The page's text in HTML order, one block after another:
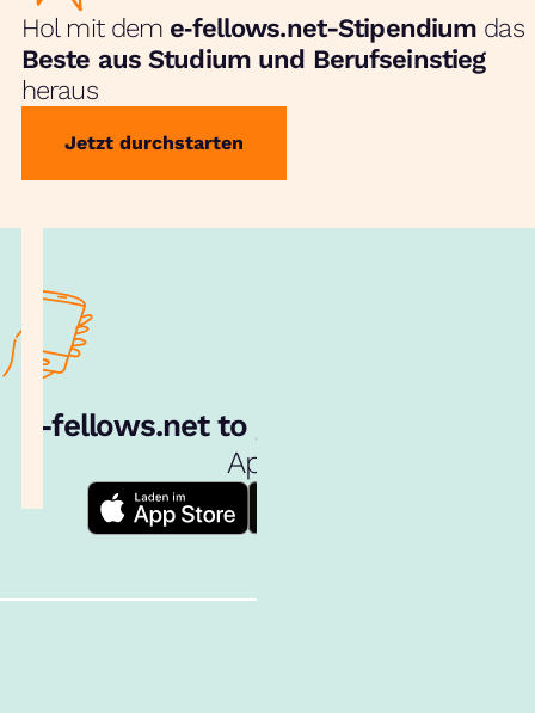
Hol mit dem e‑fellows.net-Stipendium das
Beste aus Studium und Berufseinstieg
heraus
Jetzt durchstarten
e‑fellows.net to go:
App!